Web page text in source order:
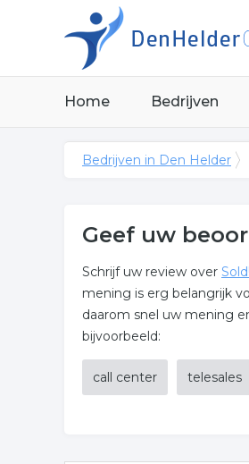
Home Bedrijven
Bedrijven in Den Helder
Geef uw
Schrijf uw review over
mening is erg belangrijk
daarom snel uw mening
bijvoorbeeld:
call center telesales